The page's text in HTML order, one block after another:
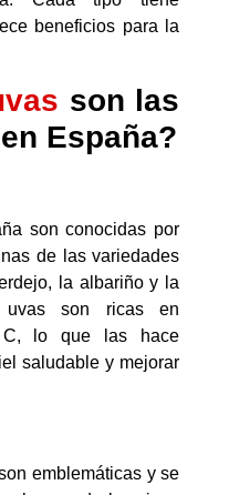
beneficios para la
son las
España?
son conocidas por
de las variedades
la albariño y la
uvas son ricas en
C, lo que las hace
saludable y mejorar
emblemáticas y se